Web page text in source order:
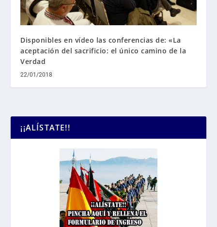
Disponibles en vídeo las conferencias de: «La
aceptación del sacrificio: el único camino de la
Verdad
22/01/2018
¡¡ALÍSTATE!!